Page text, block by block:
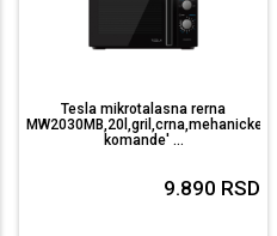
Tesla mikrotalasna rerna
MW2030MB,20l,gril,crna,mehanicke
komande' ...
9.890 RSD